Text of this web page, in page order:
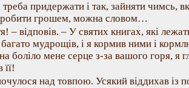
придержати і так, зайняти чимсь,
грошем, можна словом…
– відповів. – У святих книгах, які
багато мудрощів, і я кормив ними і
боліло мене серце з-за вашого горя, я
над товпою. Усякий віддихав із